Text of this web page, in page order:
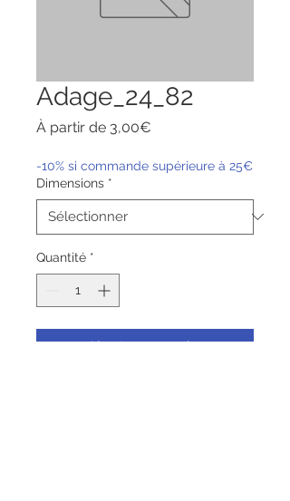
Adage_24_82
À partir de 3,00€
-10% si commande supérieure à 25€
Dimensions *
Quantité *
Ajouter au panier